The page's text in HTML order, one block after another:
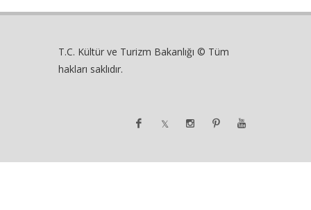
T.C. Kültür ve Turizm Bakanlığı © Tüm
hakları saklıdır.